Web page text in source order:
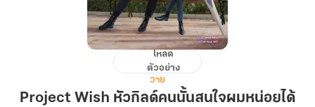
Project
หัว
โหลด
ตัวอย่าง
วาย
Project Wish หัวกิลด์คนนั้นสนใจผมหน่อยได้